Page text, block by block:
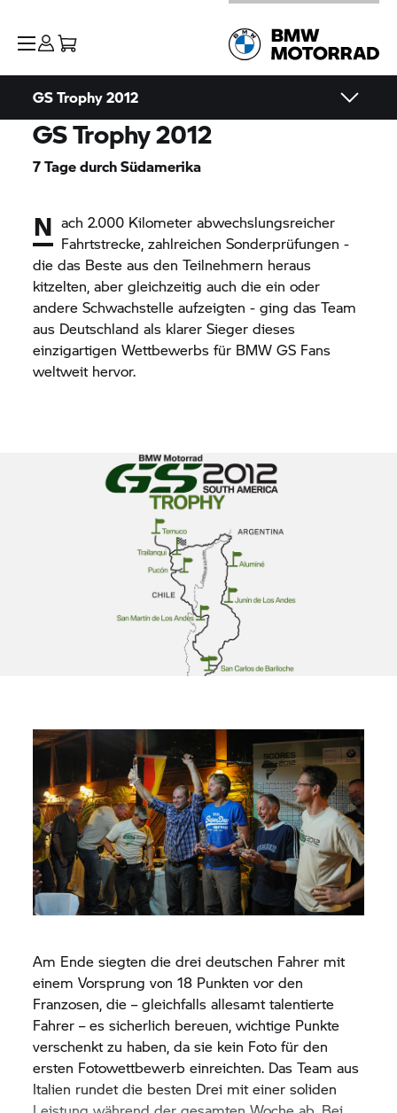
GS Trophy2012
GS Trophy2012
7 Tage durch Südamerika
N ach 2.000 Kilometer abwechslungsreicher
Fahrtstrecke, zahlreichen Sonderprüfungen -
die das Beste aus den Teilnehmern heraus
kitzelten, aber gleichzeitig auch die ein oder
andere Schwachstelle aufzeigten - ging das Team
aus Deutschland als klarer Sieger dieses
einzigartigen Wettbewerbs für BMW GS Fans
weltweit hervor.
Am Ende siegten die drei deutschen Fahrer mit
einem Vorsprung von 18 Punkten vor den
Franzosen, die – gleichfalls allesamt talentierte
Fahrer – es sicherlich bereuen, wichtige Punkte
verschenkt zu haben, da sie kein Foto für den
ersten Fotowettbewerb einreichten. Das Team aus
Italien rundet die besten Drei mit einer soliden